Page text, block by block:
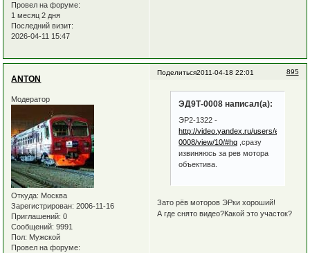
Провел на форуме:
1 месяц 2 дня
Последний визит:
2026-04-11 15:47
Поделиться 895
2011-04-18 22:01
ANTON
Модератор
Откуда: Москва
Зарегистрирован: 2006-11-16
Приглашений: 0
Сообщений: 9991
Пол: Мужской
Провел на форуме:
ЭД9Т-0008 написал(а):
ЭР2-1322 -
http://video.yandex.ru/users/ed9t-
0008/view/10/#hq ,сразу
извиняюсь за рев мотора
объектива.
Зато рёв моторов ЭРки хороший!
А где снято видео?Какой это участок?